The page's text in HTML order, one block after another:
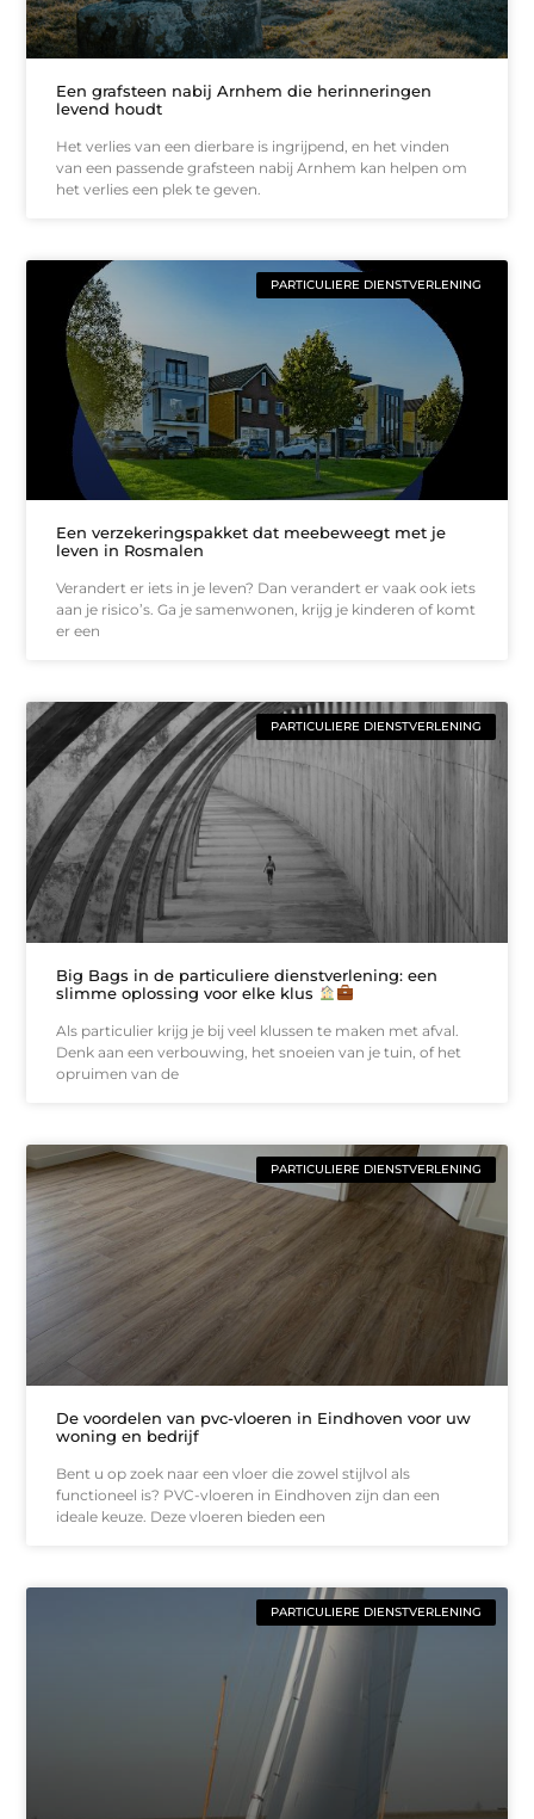
Een grafsteen nabij Arnhem die herinneringen
levend houdt
Het verlies van een dierbare is ingrijpend, en het vinden
van een passende grafsteen nabij Arnhem kan helpen om
het verlies een plek te geven.
PARTICULIERE DIENSTVERLENING
Een verzekeringspakket dat meebeweegt met je
leven in Rosmalen
Verandert er iets in je leven? Dan verandert er vaak ook iets
aan je risico’s. Ga je samenwonen, krijg je kinderen of komt
er een
PARTICULIERE DIENSTVERLENING
Big Bags in de particuliere dienstverlening: een
slimme oplossing voor elke klus
Als particulier krijg je bij veel klussen te maken met afval.
Denk aan een verbouwing, het snoeien van je tuin, of het
opruimen van de
PARTICULIERE DIENSTVERLENING
De voordelen van pvc-vloeren in Eindhoven voor uw
woning en bedrijf
Bent u op zoek naar een vloer die zowel stijlvol als
functioneel is? PVC-vloeren in Eindhoven zijn dan een
ideale keuze. Deze vloeren bieden een
PARTICULIERE DIENSTVERLENING